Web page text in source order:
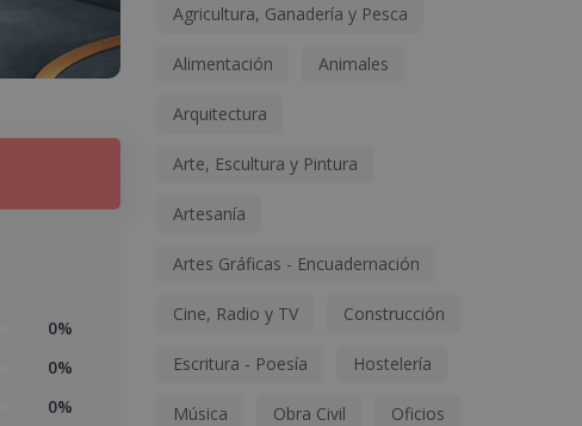
0%
0%
0%
Agricultura, Ganadería y Pesca
Alimentación Animales
Arquitectura
Arte, Escultura y Pintura
Artesanía
Artes Gráficas - Encuadernación
Cine, Radio y TV Construcción
Escritura - Poesía Hostelería
Música Obra Civil Oficios